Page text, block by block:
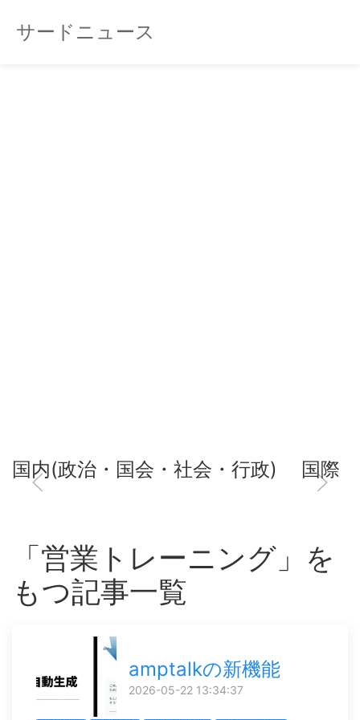
サードニュース
国内(政治・国会・社会・行政) 国際
「営業トレーニング」を
もつ記事一覧
amptalkの新機能
2026-05-22 13:34:37